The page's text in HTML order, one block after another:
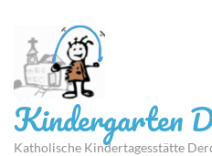
springen
(Eingabetaste
drücken)
Kindergarten
Katholische Kindertagesstätte